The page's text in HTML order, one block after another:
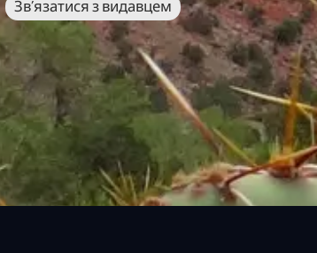
Зв’язатися з видавцем